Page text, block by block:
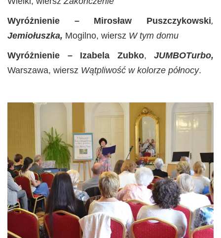
Wyróżnienie – Mirosław Puszczykowski,
Jemiołuszka, Mogilno, wiersz W tym domu
Wyróżnienie – Izabela Zubko, JUMBOTurbo,
Warszawa, wiersz Wątpliwość w kolorze północy.